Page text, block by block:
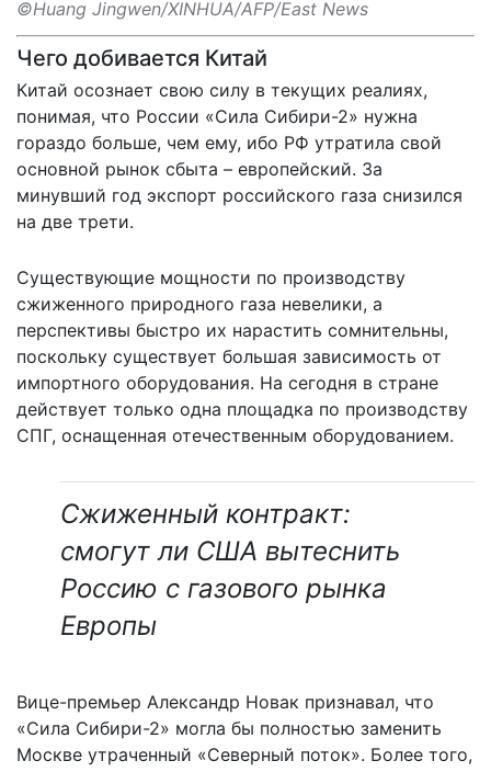
©Huang Jingwen/XINHUA/AFP/East News
Чего добивается Китай
Китай осознает свою силу в текущих реалиях,
понимая, что России «Сила Сибири-2» нужна
гораздо больше, чем ему, ибо РФ утратила свой
основной рынок сбыта – европейский. За
минувший год экспорт российского газа снизился
на две трети.
Существующие мощности по производству
сжиженного природного газа невелики, а
перспективы быстро их нарастить сомнительны,
поскольку существует большая зависимость от
импортного оборудования. На сегодня в стране
действует только одна площадка по производству
СПГ, оснащенная отечественным оборудованием.
Сжиженный контракт:
смогут ли США вытеснить
Россию с газового рынка
Европы
Вице-премьер Александр Новак признавал, что
«Сила Сибири-2» могла бы полностью заменить
Москве утраченный «Северный поток». Более того,